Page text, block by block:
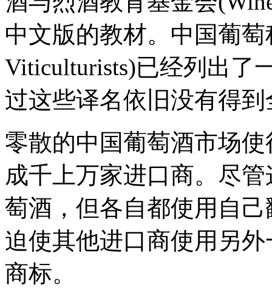
中文版的教材。中国葡萄
Viticulturists)已经列出了
过这些译名依旧没有得
零散的中国葡萄酒市场
成千上万家进口商。尽
萄酒，但各自都使用自
迫使其他进口商使用另
商标。